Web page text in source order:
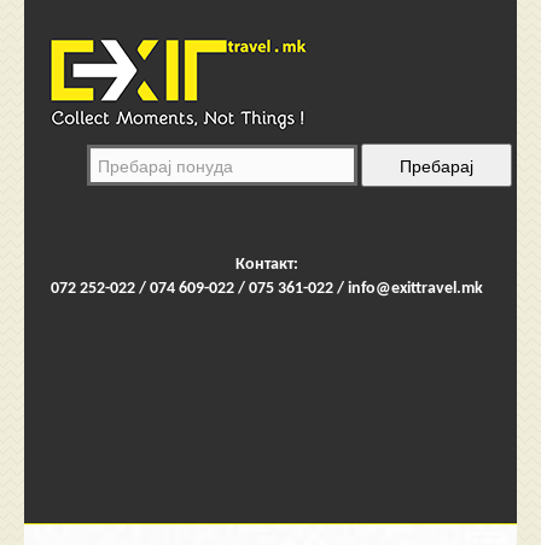
Контакт:
072 252-022 / 074 609-022 / 075 361-022 / info@exittravel.mk